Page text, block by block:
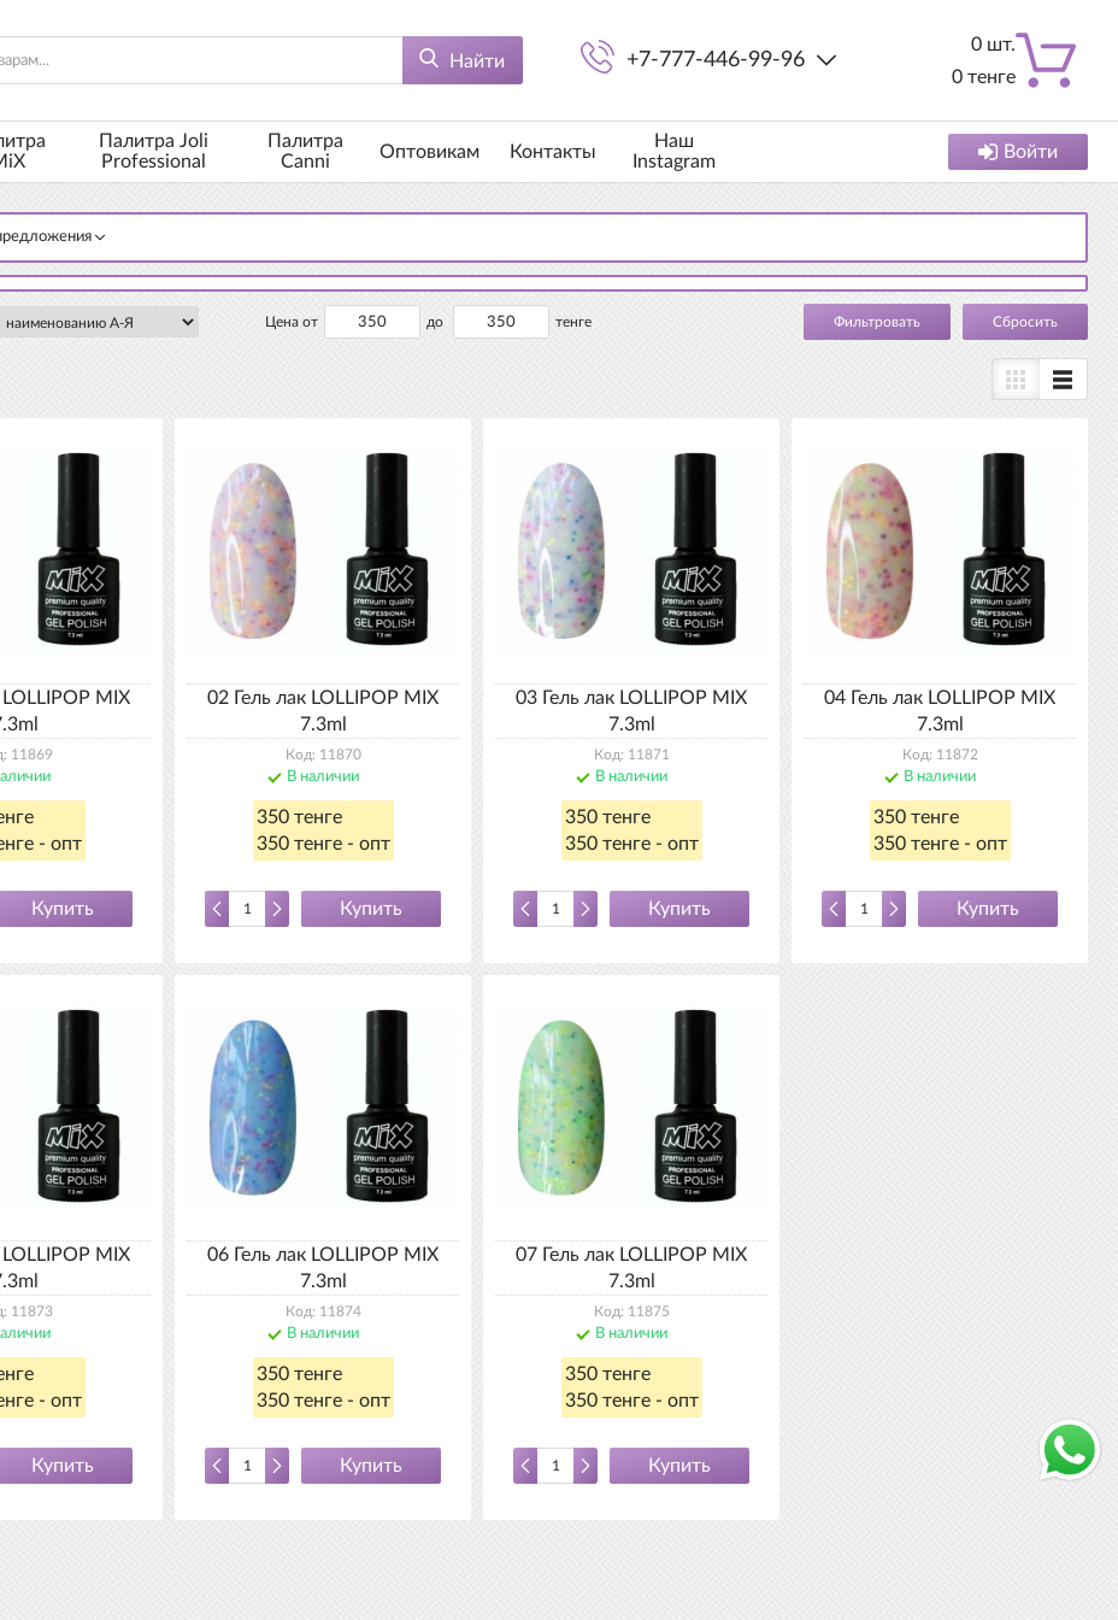
Найти +7-777-446-99-96
0 шт.
0 тенге
Палитра Joli
Professional
Палитра
Canni
Оптовикам Контакты
Наш
Instagram
Войти
Цена от до тенге Cбросить
MIX
11869
- опт
Купить
02 Гель лак LOLLIPOP MIX
7.3ml
Код: 11870
В наличии
350 тенге
350 тенге - опт
Купить
03 Гель лак LOLLIPOP MIX
7.3ml
Код: 11871
В наличии
350 тенге
350 тенге - опт
Купить
04 Гель лак LOLLIPOP MIX
7.3ml
Код: 11872
В наличии
350 тенге
350 тенге - опт
Купить
MIX
11873
- опт
Купить
06 Гель лак LOLLIPOP MIX
7.3ml
Код: 11874
В наличии
350 тенге
350 тенге - опт
Купить
07 Гель лак LOLLIPOP MIX
7.3ml
Код: 11875
В наличии
350 тенге
350 тенге - опт
Купить